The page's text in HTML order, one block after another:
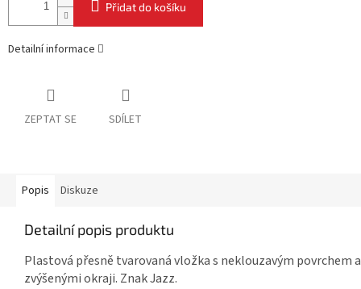
Přidat do košíku
Detailní informace
ZEPTAT SE SDÍLET
Popis Diskuze
Detailní popis produktu
Plastová přesně tvarovaná vložka s neklouzavým povrchem a
zvýšenými okraji. Znak Jazz.